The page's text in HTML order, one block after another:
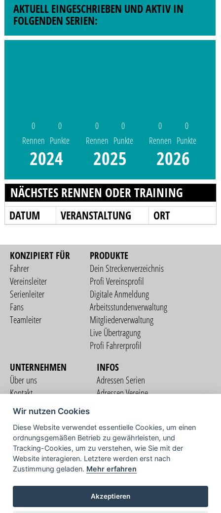
AKTUELL EINGESCHRIEBEN UND AKTIV IN
FOLGENDEN SERIEN:
0
Rennen
0
Punkte
2024
0
Rennen
0
Punkte
2025
0
Rennen
0
Punkte
2026
NÄCHSTES RENNEN ODER TRAINING
DATUM VERANSTALTUNG ORT
KONZIPIERT FÜR
Fahrer
Vereinsleiter
Serienleiter
Fans
Teamleiter
PRODUKTE
Dein Streckenverzeichnis
Profi Vereinsprofil
Digitale Anmeldung
Arbeitsstundenverwaltung
Mitgliederverwaltung
Live Übertragung
Profi Fahrerprofil
UNTERNEHMEN
Über uns
Kontakt
Nutzungsbedingungen
Datenschutzerklärung
Impressum
INFOS
Adressen Serien
Adressen Vereine
COMMUNITY
TV
Wir nutzen Cookies
Diese Website verwendet essentielle Cookies, um einen
ordnungsgemäßen Betrieb zu gewährleisten, und
Tracking-Cookies, um zu verstehen, wie Sie mit der
Website interagieren. Letztere werden erst nach
Zustimmung geladen. Mehr erfahren
Akzeptieren